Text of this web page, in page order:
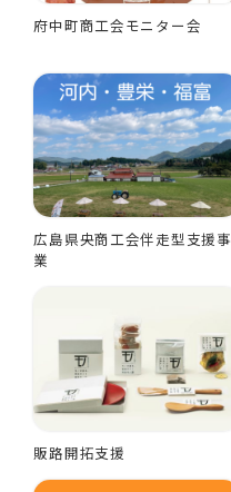
府中町商工会モニター会
広島県央商工会伴走型支援事
業
販路開拓支援